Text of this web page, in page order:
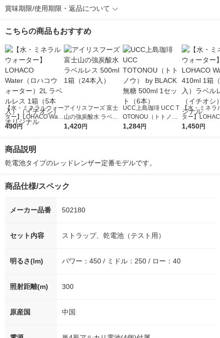
賞味期限/使用期限・返品について
こちらの商品もおすすめ
【水・ミネラルウォー
ター】LOHACO Wate
r（ロハコウォータ
シ） オリジナル
490円
アイリスフーズ 富士
山の強炭酸水 ラベル
レス 500ml 1箱（24
1,420円
UCC上島珈琲 UCC T
OTONOU（トトノ
ウ） by BLACK無糖 5
1,284円
【水・ミネラ
ター】
r 410ml 1箱（
1,450円
商品説明
乾電池タイプのレッドレンザー定番モデルです。
商品仕様/スペック
メーカー品番 502180
セット内容 ストラップ、乾電池（テスト用）
明るさ(lm) パワー：450 / ミドル：250 / ロー：40
照射距離(m) 300
原産国 中国